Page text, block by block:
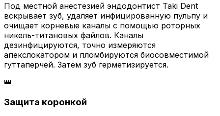
Под местной анестезией эндодонтист Taki Dent
вскрывает зуб, удаляет инфицированную пульпу и
очищает корневые каналы с помощью роторных
никель-титановых файлов. Каналы
дезинфицируются, точно измеряются
апекслокатором и пломбируются биосовместимой
гуттаперчей. Затем зуб герметизируется.
👑
Защита коронкой